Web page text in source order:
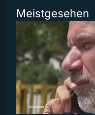
Meistgesehen